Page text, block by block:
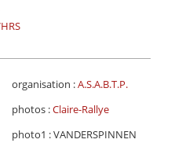
organisation :A.S.A.B.T.P.
photos :Claire-Rallye
photo1 : VANDERSPINNEN